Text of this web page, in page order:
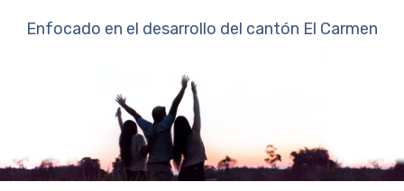
Enfocado en el desarrollo del cantón El Carmen